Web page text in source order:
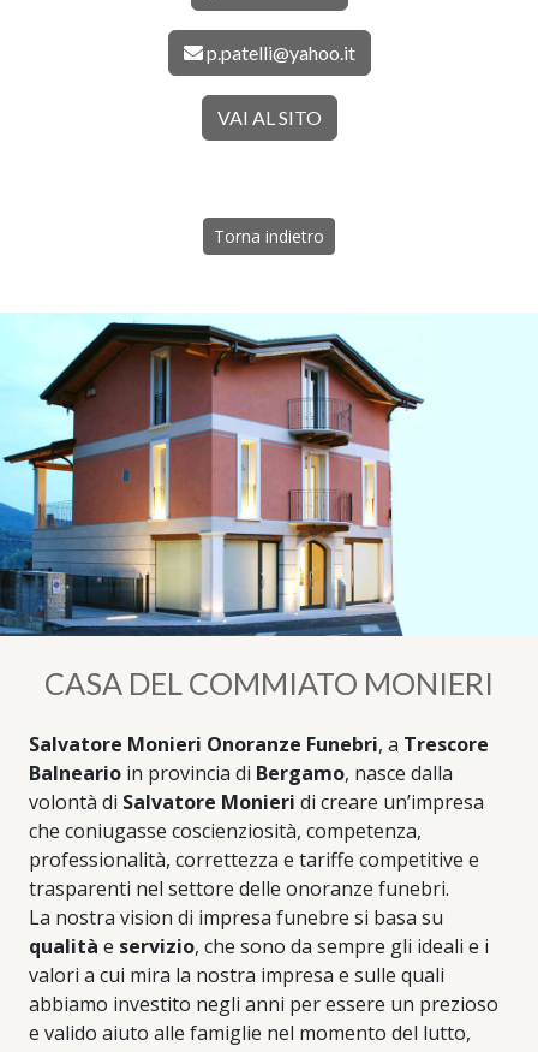
p.patelli@yahoo.it
VAI AL SITO
Torna indietro
CASA DEL COMMIATO MONIERI
Salvatore Monieri Onoranze Funebri, a Trescore
Balneario in provincia di Bergamo, nasce dalla
volontà di Salvatore Monieri di creare un’impresa
che coniugasse coscienziosità, competenza,
professionalità, correttezza e tariffe competitive e
trasparenti nel settore delle onoranze funebri.
La nostra vision di impresa funebre si basa su
qualità e servizio, che sono da sempre gli ideali e i
valori a cui mira la nostra impresa e sulle quali
abbiamo investito negli anni per essere un prezioso
e valido aiuto alle famiglie nel momento del lutto,